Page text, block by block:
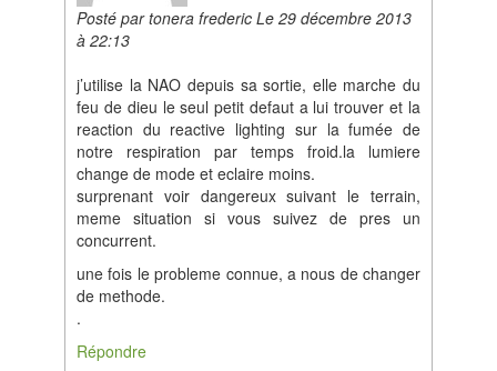
Posté par tonera frederic Le 29 décembre 2013
à 22:13
j’utilise la NAO depuis sa sortie, elle marche du
feu de dieu le seul petit defaut a lui trouver et la
reaction du reactive lighting sur la fumée de
notre respiration par temps froid.la lumiere
change de mode et eclaire moins.
surprenant voir dangereux suivant le terrain,
meme situation si vous suivez de pres un
concurrent.
une fois le probleme connue, a nous de changer
de methode.
.
Répondre